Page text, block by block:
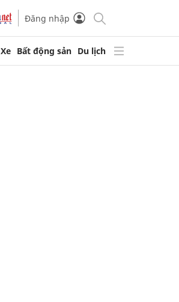
Đăng nhập
Xe Bất động sản Du lịch